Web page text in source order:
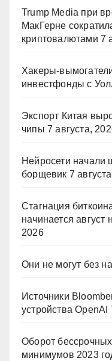
Trump Media при
МакГерне
криптовалютами 7
Хакеры-
инвестфонды с
Экспорт Китая
чипы 7 августа,
Нейросети начали
борщевик 7
Стагнация
начинается август
2026
Они не могут без
Источники
устройства OpenAI
Оборот
минимумов 2023